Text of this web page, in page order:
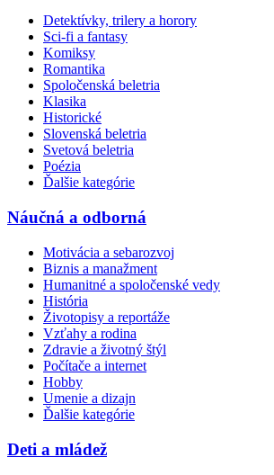
Detektívky, trilery a horory
Sci-fi a fantasy
Komiksy
Romantika
Spoločenská beletria
Klasika
Historické
Slovenská beletria
Svetová beletria
Poézia
Ďalšie kategórie
Náučná a odborná
Motivácia a sebarozvoj
Biznis a manažment
Humanitné a spoločenské vedy
História
Životopisy a reportáže
Vzťahy a rodina
Zdravie a životný štýl
Počítače a internet
Hobby
Umenie a dizajn
Ďalšie kategórie
Deti a mládež